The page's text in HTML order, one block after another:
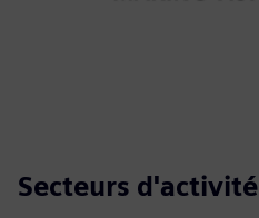
Secteurs d'activité